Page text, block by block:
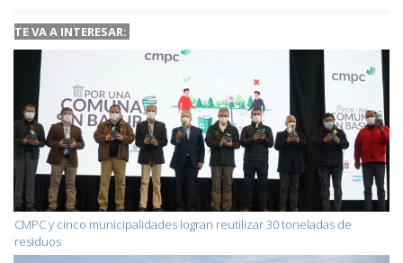
TE VA A INTERESAR:
CMPC y cinco municipalidades logran reutilizar 30 toneladas de
residuos